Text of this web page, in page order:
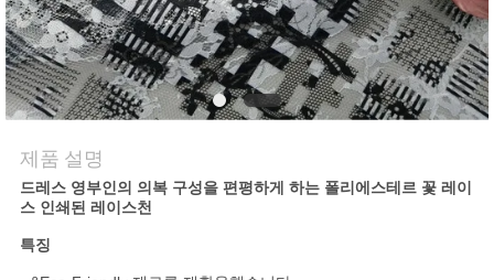
스
견
적
요
청
제품 설명
드레스 영부인의 의복 구성을 편평하게 하는 폴리에스테르 꽃 레이
스 인쇄된 레이스천
특징